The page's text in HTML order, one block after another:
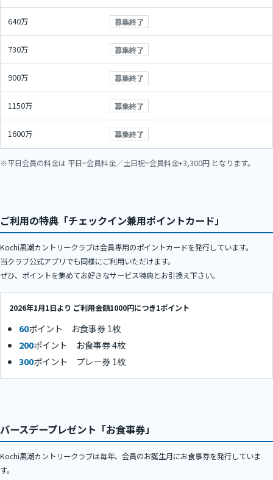
640万 募集終了
730万 募集終了
900万 募集終了
1150万 募集終了
1600万 募集終了
※平日会員の料金は 平日=会員料金／土日祝=会員料金+3,300円 となります。
ご利用の特典「チェックイン兼用ポイントカード」
Kochi黒潮カントリークラブは会員専用のポイントカードを発行しています。
当クラブ公式アプリでも同様にご利用いただけます。
ぜひ、ポイントを集めてお好きなサービス特典とお引換え下さい。
2026年1月1日より ご利用金額1000円につき1ポイント
60ポイント お食事券 1枚
200ポイント お食事券 4枚
300ポイント プレー券 1枚
バースデープレゼント「お食事券」
Kochi黒潮カントリークラブは毎年、会員のお誕生月にお食事券を発行していま
す。